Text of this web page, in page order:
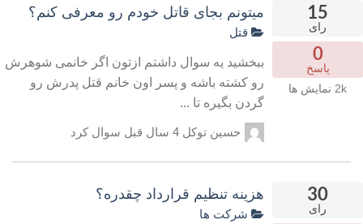
15
رای
0
پاسخ
2k
نمایش ها
میتونم بجای قاتل خودم رو معرفی کنم؟
قتل
ببخشید یه سوال داشتم ازتون اگر خانمی شوهرش
رو کشته باشه و پسر اون خانم قتل پدرش رو
گردن بگیره تا ...
حسین توکل 4 سال قبل سوال کرد
30
رای
هزینه تنظیم قرارداد چقدره؟
شرکت ها